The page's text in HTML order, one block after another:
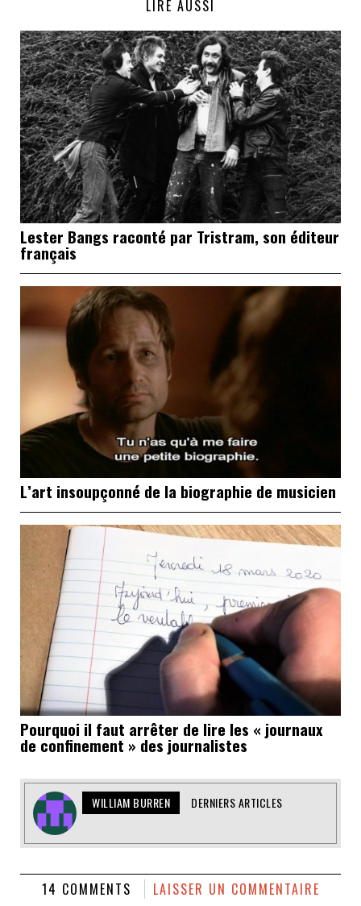
LIRE AUSSI
Lester Bangs raconté par Tristram, son éditeur
français
L’art insoupçonné de la biographie de musicien
Pourquoi il faut arrêter de lire les « journaux
de confinement » des journalistes
WILLIAM BURREN DERNIERS ARTICLES
14 COMMENTS LAISSER UN COMMENTAIRE